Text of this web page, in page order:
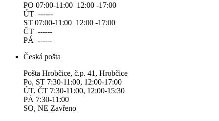
PO 07:00-11:00 12:00 -17:00
ÚT ------
ST 07:00-11:00 12:00 -17:00
ČT ------
PÁ ------
Česká pošta
Pošta Hrobčice, č.p. 41, Hrobčice
Po, ST 7:30-11:00, 12:00-17:00
ÚT, ČT 7:30-11:00, 12:00-15:30
PÁ 7:30-11:00
SO, NE Zavřeno